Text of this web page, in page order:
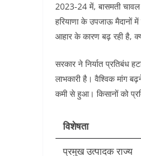
2023-24 में, बासमती चावल
हरियाणा के उपजाऊ मैदानों
आहार के कारण बढ़ रही है,
सरकार ने निर्यात प्रतिबंध
लाभकारी है। वैश्विक मांग
कमी से हुआ। किसानों को
विशेषता
प्रमुख उत्पादक राज्य